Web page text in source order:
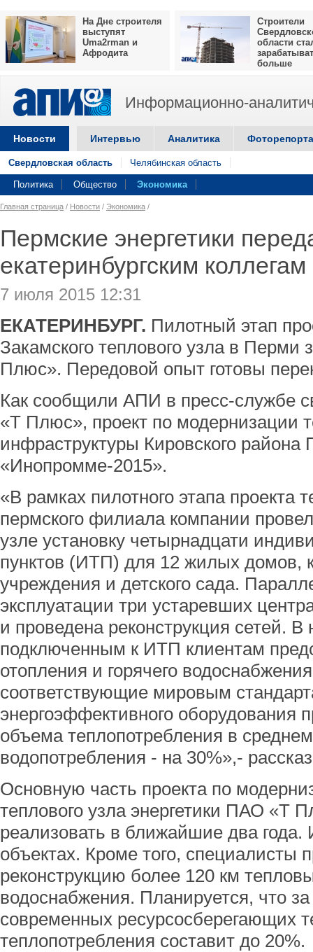
На Дне строителя
выступят
Uma2rman и
Афродита
Строители
области
больше
Информационно-
Новости Интервью Аналитика
Свердловская область Челябинская область
Политика Общество Экономика
Главная страница / Новости / Экономика /
Пермские энергетики
екатеринбургским коллегам
7 июля 2015 12:31
ЕКАТЕРИНБУРГ. Пилотный этап
Закамского теплового узла в
Плюс». Передовой опыт готовы
Как сообщили АПИ в пресс-службе
«Т Плюс», проект по модернизации
инфраструктуры Кировского района
«Инопромме-2015».
«В рамках пилотного этапа проекта
пермского филиала компании
узле установку четырнадцати
пунктов (ИТП) для 12 жилых домов,
учреждения и детского сада.
эксплуатации три устаревших
и проведена реконструкция сетей.
подключенным к ИТП клиентам
отопления и горячего
соответствующие мировым
энергоэффективного оборудования
объема теплопотребления в
водопотребления - на 30%»,-
Основную часть проекта по
теплового узла энергетики ПАО «Т
реализовать в ближайшие два года.
объектах. Кроме того, специалисты
реконструкцию более 120 км
водоснабжения. Планируется, что
современных ресурсосберегающих
теплопотребления составит до 20%.